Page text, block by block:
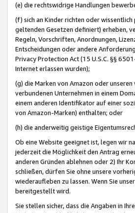
(e) die rechtswidrige Handlungen
(f) sich an Kinder richten oder
geltenden Gesetzen definiert) erheben,
Regeln, Vorschriften, Anordnungen,
Entscheidungen oder andere
Privacy Protection Act (15 U.S.C. §§
Internet erlassen wurden);
(g) die Marken von Amazon oder
verbundenen Unternehmen in einem
einem anderen Identifikator auf einer
von Amazon-Marken) enthalten; oder
(h) die anderweitig geistige
Ob eine Website geeignet ist, legen wir
jederzeit die Möglichkeit den Antrag
anderen Gründen ablehnen oder 2) Ihr
schließen, dürfen Sie ohne unsere
wiederaufleben zu lassen. Wenn Sie
bereitgestellt wird.
Sie stellen sicher, dass die Angaben in